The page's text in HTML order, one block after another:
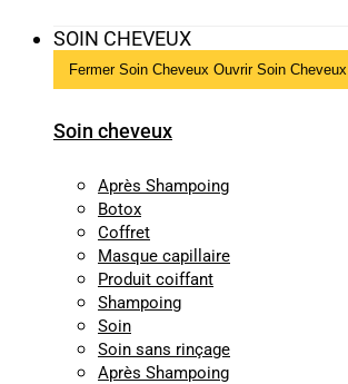
SOIN CHEVEUX
Fermer Soin Cheveux Ouvrir Soin Cheveux
Soin cheveux
Après Shampoing
Botox
Coffret
Masque capillaire
Produit coiffant
Shampoing
Soin
Soin sans rinçage
Après Shampoing